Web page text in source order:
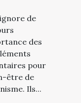
de
des
pour
être de
Ils...